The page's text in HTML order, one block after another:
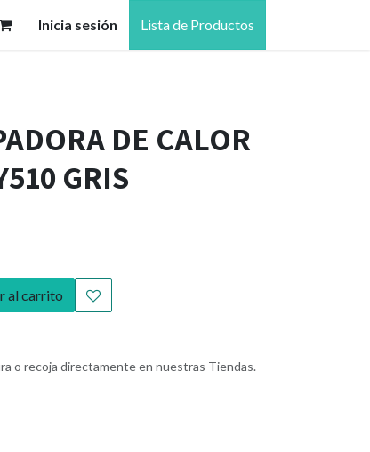
Inicia sesión Lista de Productos
DE CALOR
GRIS
al carrito
o recoja directamente en nuestras Tiendas.